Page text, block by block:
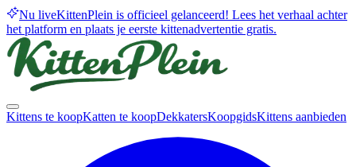
Nu liveKittenPlein is officieel gelanceerd! Lees het verhaal achter
het platform en plaats je eerste kittenadvertentie gratis.
Kittens te koopKatten te koopDekkatersKoopgidsKittens aanbieden